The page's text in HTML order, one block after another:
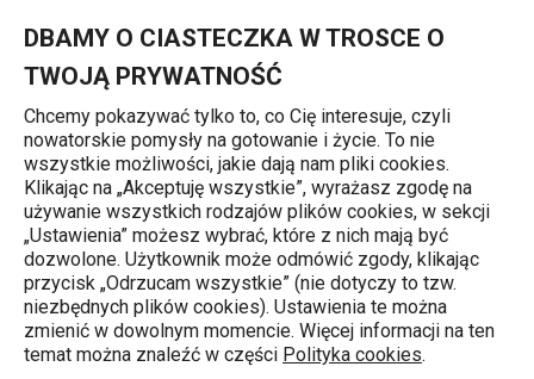
DBAMY O CIASTECZKA W TROSCE O
TWOJĄ PRYWATNOŚĆ
Chcemy pokazywać tylko to, co Cię interesuje, czyli
nowatorskie pomysły na gotowanie i życie. To nie
wszystkie możliwości, jakie dają nam pliki cookies.
Klikając na „Akceptuję wszystkie”, wyrażasz zgodę na
używanie wszystkich rodzajów plików cookies, w sekcji
„Ustawienia” możesz wybrać, które z nich mają być
dozwolone. Użytkownik może odmówić zgody, klikając
przycisk „Odrzucam wszystkie” (nie dotyczy to tzw.
niezbędnych plików cookies). Ustawienia te można
zmienić w dowolnym momencie. Więcej informacji na ten
temat można znaleźć w części Polityka cookies.
Czas spędzany na świeżym powietrzu
Torby i koszyki na zakupy
Łatwe w przechowywaniu torby na zakupy, które możesz
zabrać ze sobą wszędzie lub koszyki na zakupy, które
będą przydatne również podczas przenoszenia rzeczy do
bagażnika samochodowego. Zainspiruj się w naszym e-